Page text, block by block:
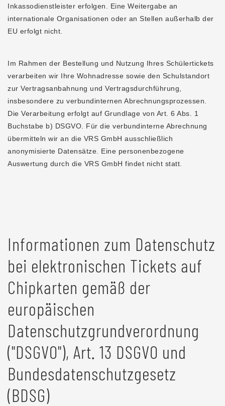
Inkassodienstleister erfolgen. Eine Weitergabe an
internationale Organisationen oder an Stellen außerhalb der
EU erfolgt nicht.
Im Rahmen der Bestellung und Nutzung Ihres Schülertickets
verarbeiten wir Ihre Wohnadresse sowie den Schulstandort
zur Vertragsanbahnung und Vertragsdurchführung,
insbesondere zu verbundinternen Abrechnungsprozessen.
Die Verarbeitung erfolgt auf Grundlage von Art. 6 Abs. 1
Buchstabe b) DSGVO. Für die verbundinterne Abrechnung
übermitteln wir an die VRS GmbH ausschließlich
anonymisierte Datensätze. Eine personenbezogene
Auswertung durch die VRS GmbH findet nicht statt.
Informationen zum Datenschutz
bei elektronischen Tickets auf
Chipkarten gemäß der
europäischen
Datenschutzgrundverordnung
("DSGVO"), Art. 13 DSGVO und
Bundesdatenschutzgesetz
(BDSG)